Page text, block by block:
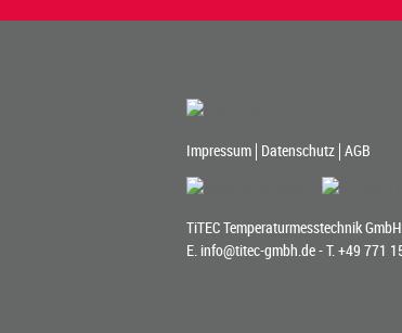
Impressum Datenschutz AGB
TiTEC Temperaturmesstechnik
E. info@titec-gmbh.de- T. +49 771